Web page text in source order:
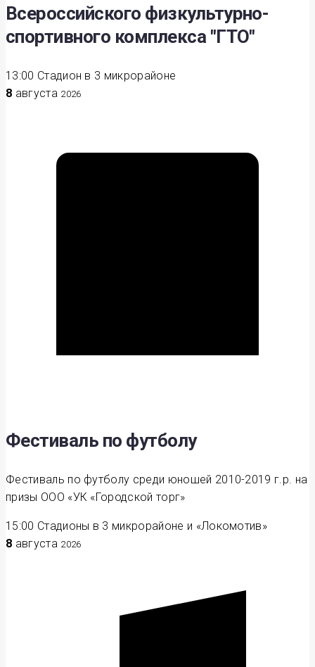
Всероссийского физкультурно-
спортивного комплекса "ГТО"
13:00 Стадион в 3 микрорайоне
8 августа 2026
Фестиваль по футболу
Фестиваль по футболу среди юношей 2010-2019 г.р. на
призы ООО «УК «Городской торг»
15:00 Стадионы в 3 микрорайоне и «Локомотив»
8 августа 2026